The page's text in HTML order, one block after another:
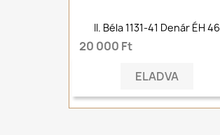
II. Béla 1131-41 Denár ÉH 46
20 000 Ft
ELADVA